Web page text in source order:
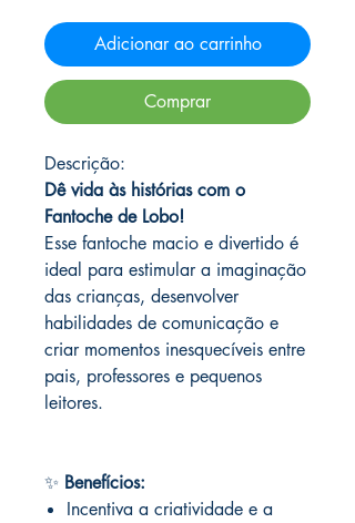
Adicionar ao carrinho
Comprar
Descrição:
Dê vida às histórias com o
Fantoche de Lobo!
Esse fantoche macio e divertido é
ideal para estimular a imaginação
das crianças, desenvolver
habilidades de comunicação e
criar momentos inesquecíveis entre
pais, professores e pequenos
leitores.
✨ Benefícios:
Incentiva a criatividade e a